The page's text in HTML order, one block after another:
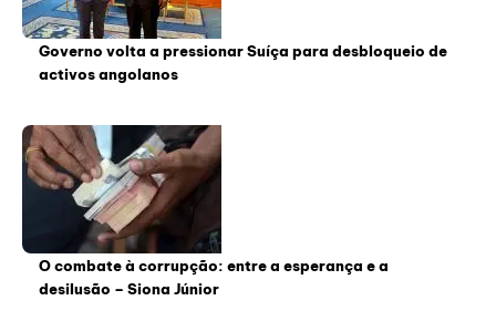
Governo volta a pressionar Suíça para desbloqueio de
activos angolanos
O combate à corrupção: entre a esperança e a
desilusão – Siona Júnior